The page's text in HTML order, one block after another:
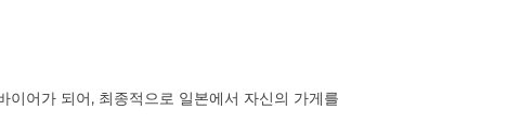
어가 되어, 최종적으로 일본에서 자신의 가게를